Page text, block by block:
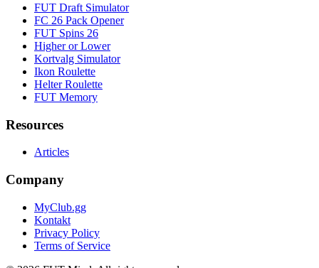
FUT Draft Simulator
FC 26 Pack Opener
FUT Spins 26
Higher or Lower
Kortvalg Simulator
Ikon Roulette
Helter Roulette
FUT Memory
Resources
Articles
Company
MyClub.gg
Kontakt
Privacy Policy
Terms of Service